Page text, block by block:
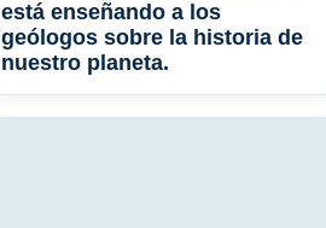
está enseñando a los
geólogos sobre la historia de
nuestro planeta.